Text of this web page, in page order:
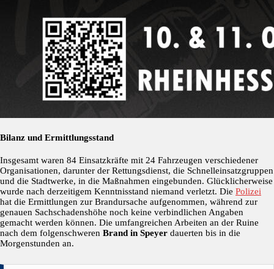
Bilanz und Ermittlungsstand
Insgesamt waren 84 Einsatzkräfte mit 24 Fahrzeugen verschiedener
Organisationen, darunter der Rettungsdienst, die Schnelleinsatzgruppen
und die Stadtwerke, in die Maßnahmen eingebunden. Glücklicherweise
wurde nach derzeitigem Kenntnisstand niemand verletzt. Die Polizei
hat die Ermittlungen zur Brandursache aufgenommen, während zur
genauen Sachschadenshöhe noch keine verbindlichen Angaben
gemacht werden können. Die umfangreichen Arbeiten an der Ruine
nach dem folgenschweren Brand in Speyer dauerten bis in die
Morgenstunden an.